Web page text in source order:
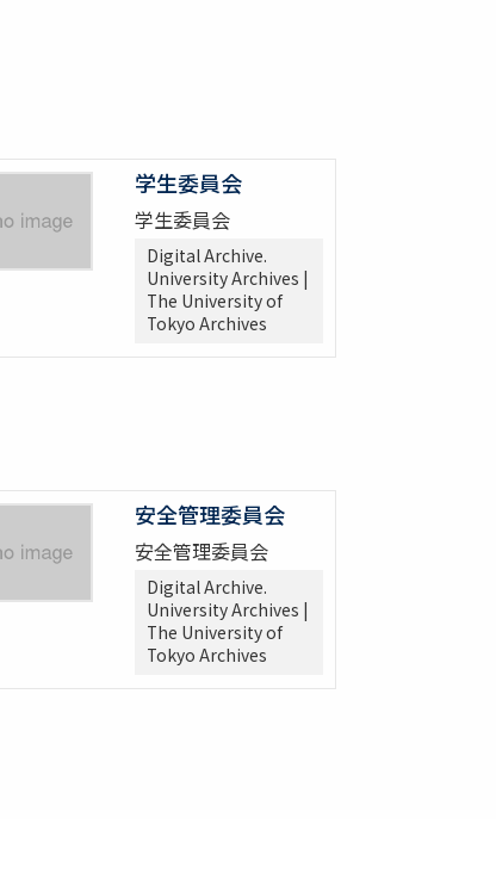
学生委員会
学生委員会
Digital Archive.
University Archives |
The University of
Tokyo Archives
安全管理委員会
安全管理委員会
Digital Archive.
University Archives |
The University of
Tokyo Archives